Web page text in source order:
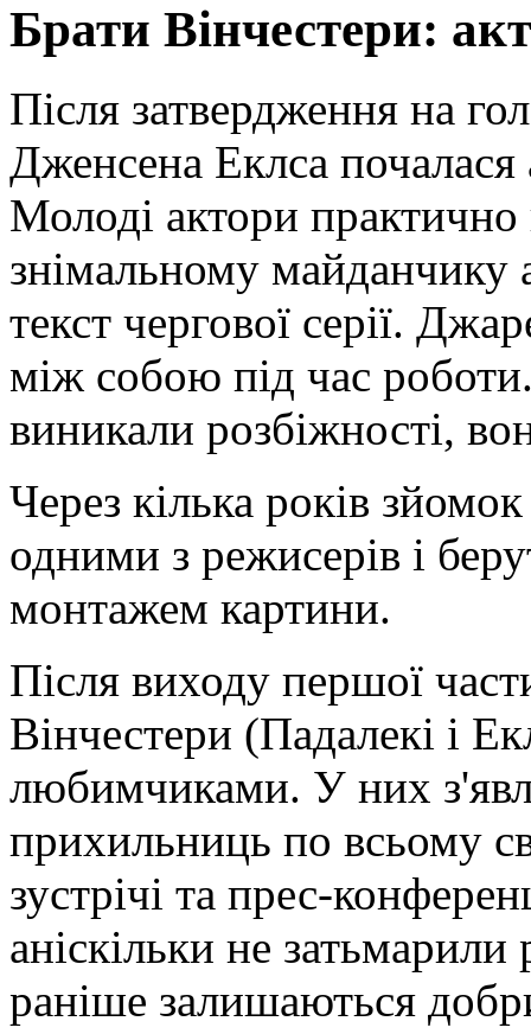
Брати Вінчестери:
Після затвердження на
Дженсена Еклса
Молоді актори практично
знімальному
текст чергової серії.
між собою під час
виникали розбіжності,
Через кілька років
одними з режисерів і
монтажем картини.
Після виходу першої
Вінчестери (Падалекі і
любимчиками. У них
прихильниць по всьому
зустрічі та прес-
аніскільки не
раніше залишаються